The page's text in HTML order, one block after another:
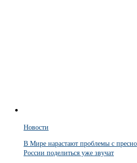
Новости
В Мире нарастают проблемы с
России поделиться уже звучат